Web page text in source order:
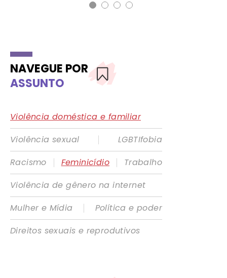
NAVEGUE POR
ASSUNTO
Violência doméstica e familiar
Violência sexual
|
LGBTIfobia
Racismo
| Feminicídio |
Trabalho
Violência de gênero na internet
Mulher e Mídia
|
Política e poder
Direitos sexuais e reprodutivos